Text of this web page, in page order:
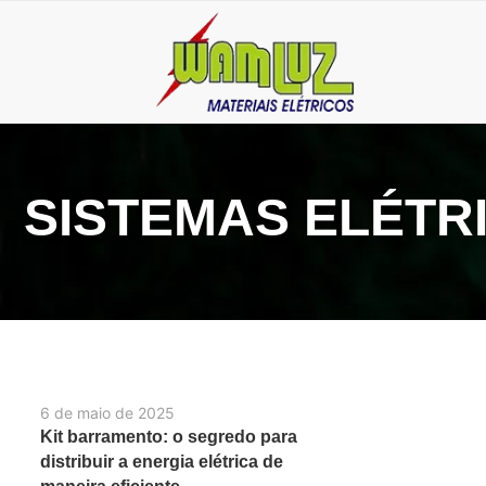
SISTEMAS
6 de maio de 2025
Kit barramento: o segredo para
distribuir a energia elétrica de